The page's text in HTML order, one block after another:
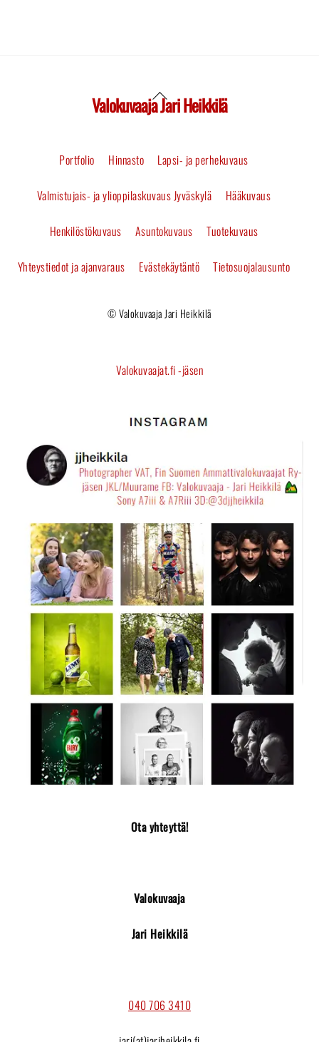
Back
Top
Valokuvaaja Jari Heikkilä
Portfolio Hinnasto Lapsi- ja perhekuvaus
Valmistujais- ja ylioppilaskuvaus Jyväskylä Hääkuvaus
Henkilöstökuvaus Asuntokuvaus Tuotekuvaus
Yhteystiedot ja ajanvaraus Evästekäytäntö Tietosuojalausunto
© Valokuvaaja Jari Heikkilä
Valokuvaajat.fi -jäsen
Ota yhteyttä!
Valokuvaaja
Jari Heikkilä
040 706 3410